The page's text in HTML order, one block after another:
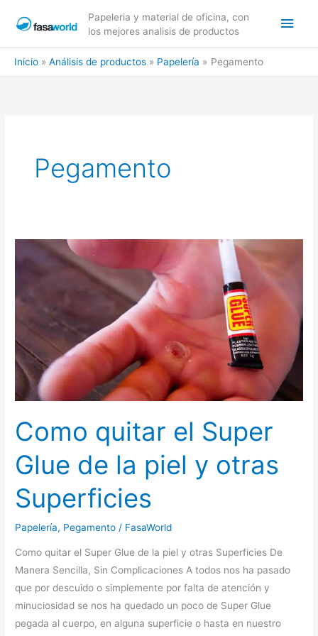
Papeleria y material de oficina, con
los mejores analisis de productos
Inicio Análisis de productos Papelería Pegamento
Pegamento
Como quitar el Super
Glue de la piel y otras
Superficies
Papelería, Pegamento / FasaWorld
Como quitar el Super Glue de la piel y otras Superficies De
Manera Sencilla, Sin Complicaciones A todos nos ha pasado
que por descuido o simplemente por falta de atención y
minuciosidad se nos ha quedado un poco de Super Glue
pegada al cuerpo, en alguna superficie o hasta en nuestro